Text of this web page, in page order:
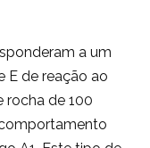
a um
E de reação ao
rocha de 100